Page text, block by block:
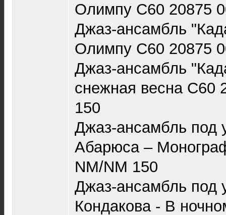
Олимпу С60 20875
Джаз-ансамбль
Олимпу C60 20875
Джаз-ансамбль
снежная весна С60
150
Джаз-ансамбль под
Абарюса –
NM/NM 150
Джаз-ансамбль под
Кондакова - В